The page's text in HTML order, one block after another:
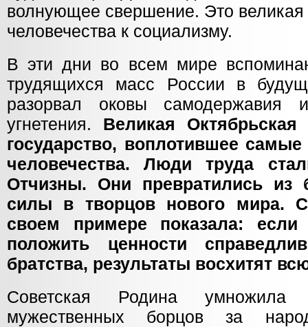
волнующее свершение. Это великая
человечества к социализму.
В эти дни во всем мире
трудящихся масс России в
разорвал оковы самодержавия и
угнетения. Великая
государство, воплотившее
человечества. Люди труда
Отчизны. Они превратились из
силы в творцов нового мира.
своем примере показала: если
положить ценности
братства, результаты восхитят
Советская Родина умножила
мужественных борцов за